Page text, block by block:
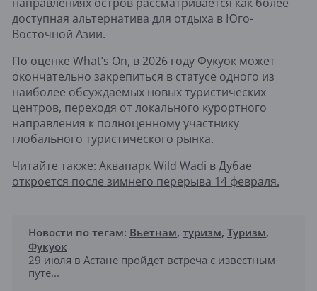
доступная альтернатива для отдыха в Юго-
Восточной Азии.
По оценке What’s On, в 2026 году Фукуок может
окончательно закрепиться в статусе одного из
наиболее обсуждаемых новых туристических
центров, переходя от локального курортного
направления к полноценному участнику
глобального туристического рынка.
Читайте также: Аквапарк Wild Wadi в Дубае
откроется после зимнего перерыва 14 февраля.
Новости по тегам: Вьетнам, туризм, Туризм,
Фукуок
29 июля в Астане пройдет встреча с известным
путе...